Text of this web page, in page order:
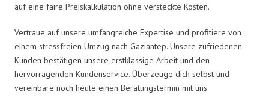
auf eine faire Preiskalkulation ohne versteckte Kosten.
Vertraue auf unsere umfangreiche Expertise und profitiere von
einem stressfreien Umzug nach Gaziantep. Unsere zufriedenen
Kunden bestätigen unsere erstklassige Arbeit und den
hervorragenden Kundenservice. Überzeuge dich selbst und
vereinbare noch heute einen Beratungstermin mit uns.